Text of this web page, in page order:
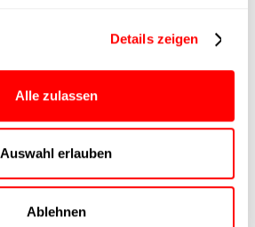
Details zeigen
Alle zulassen
Auswahl erlauben
Ablehnen